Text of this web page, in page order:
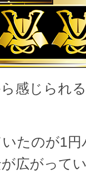
感じられ
たのが1
広がって